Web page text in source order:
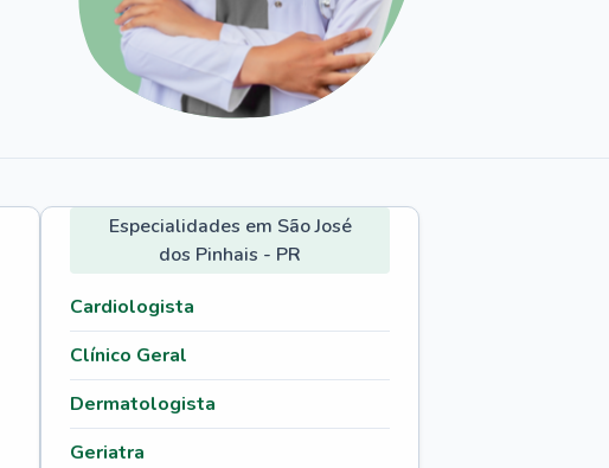
Especialidades em São José
dos Pinhais - PR
Cardiologista
Clínico Geral
Dermatologista
Geriatra